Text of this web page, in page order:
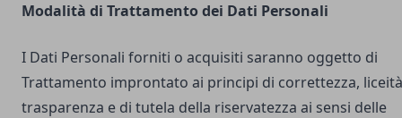
Modalità di Trattamento dei Dati Personali
I Dati Personali forniti o acquisiti saranno oggetto di
Trattamento improntato ai principi di correttezza,
trasparenza e di tutela della riservatezza ai sensi delle